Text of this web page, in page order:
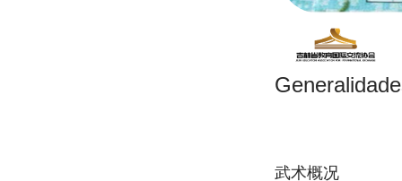
武术概况